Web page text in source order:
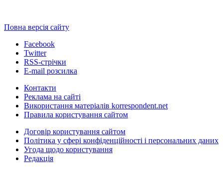
Повна версія сайту
Facebook
Twitter
RSS-стрічки
E-mail розсилка
Контакти
Реклама на сайті
Використання матеріалів korrespondent.net
Правила користування сайтом
Договір користування сайтом
Політика у сфері конфіденційності і персональних даних
Угода щодо користування
Редакція